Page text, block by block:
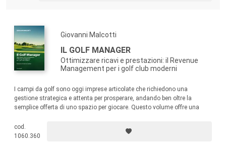
Giovanni Malcotti
IL GOLF MANAGER
Ottimizzare ricavi e prestazioni: il Revenue
Management per i golf club moderni
I campi da golf sono oggi imprese articolate che richiedono una
gestione strategica e attenta per prosperare, andando ben oltre la
semplice offerta di uno spazio per giocare. Questo volume offre una
strumenti e le conoscenze necessarie per navigare nel complesso
panorama gestionale moderno.
cod.
1060.360